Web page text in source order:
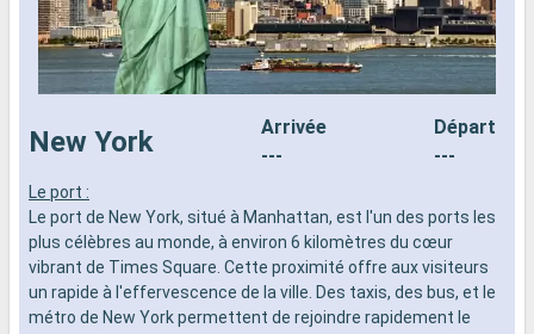
New York
Arrivée
---
Départ
---
Le port :
Le port de New York, situé à Manhattan, est l'un des ports les
plus célèbres au monde, à environ 6 kilomètres du cœur
vibrant de Times Square. Cette proximité offre aux visiteurs
un rapide à l'effervescence de la ville. Des taxis, des bus, et le
métro de New York permettent de rejoindre rapidement le